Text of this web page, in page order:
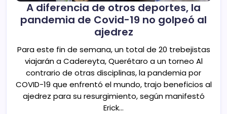
A diferencia de otros deportes, la
pandemia de Covid-19 no golpeó al
ajedrez
Para este fin de semana, un total de 20 trebejistas
viajarán a Cadereyta, Querétaro a un torneo Al
contrario de otras disciplinas, la pandemia por
COVID-19 que enfrentó el mundo, trajo beneficios al
ajedrez para su resurgimiento, según manifestó
Erick…